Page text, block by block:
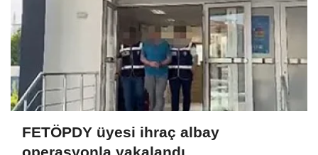
FETÖPDY üyesi ihraç albay